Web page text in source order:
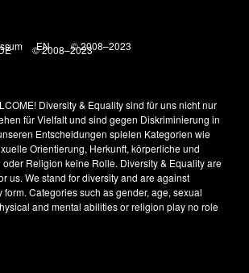
EN © 2008–2023
© 2008–2023
Diversity & Equality sind für uns nicht nur
für Vielfalt und sind gegen Diskriminierung in
Entscheidungen spielen Kategorien wie
Orientierung, Herkunft, körperliche und
Religion keine Rolle. Diversity & Equality are
us. We stand for diversity and are against
Categories such as gender, age, sexual
and mental abilities or religion play no role